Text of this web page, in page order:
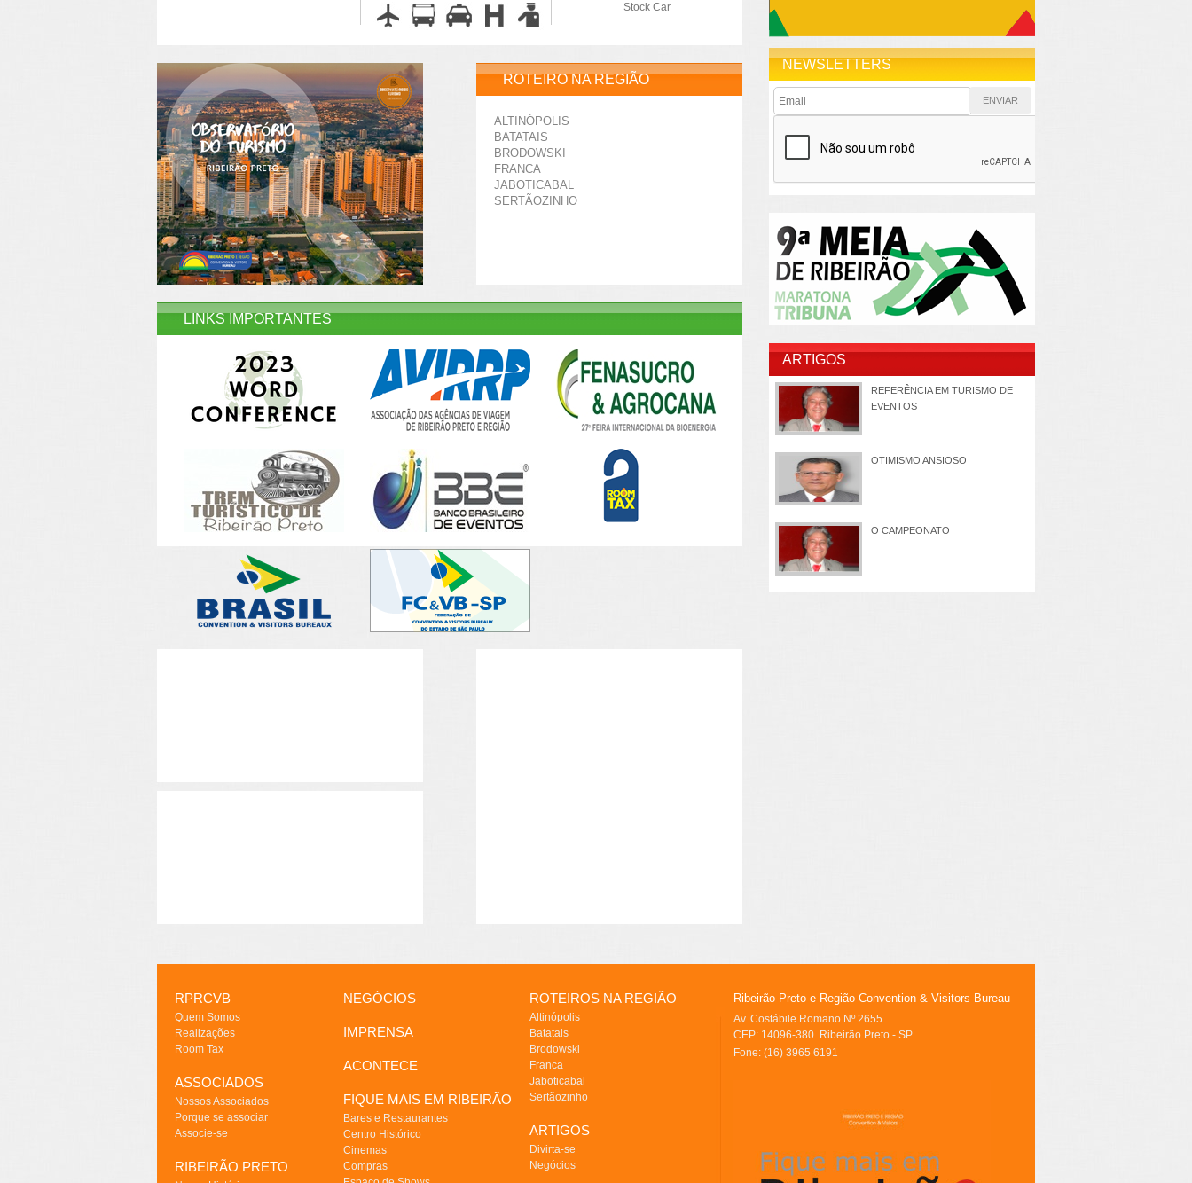
Stock Car
ROTEIRO NA REGIÃO
ALTINÓPOLIS
BATATAIS
BRODOWSKI
FRANCA
JABOTICABAL
SERTÃOZINHO
LINKS IMPORTANTES
NEWSLETTERS
ARTIGOS
REFERÊNCIA EM TURISMO DE
EVENTOS
OTIMISMO ANSIOSO
O CAMPEONATO
RPRCVB
Quem Somos
Realizações
Room Tax
ASSOCIADOS
Nossos Associados
Porque se associar
Associe-se
RIBEIRÃO PRETO
NEGÓCIOS
IMPRENSA
ACONTECE
FIQUE MAIS EM RIBEIRÃO
Bares e Restaurantes
Centro Histórico
Cinemas
Compras
ROTEIROS NA REGIÃO
Altinópolis
Batatais
Brodowski
Franca
Jaboticabal
Sertãozinho
ARTIGOS
Divirta-se
Negócios
Ribeirão Preto e Região Convention & Visitors Bureau
Av. Costábile Romano Nº 2655.
CEP: 14096-380. Ribeirão Preto - SP
Fone: (16) 3965 6191